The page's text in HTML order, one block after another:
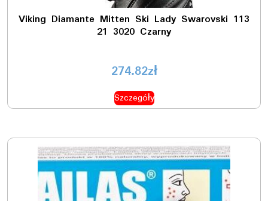
Viking Diamante Mitten Ski Lady Swarovski 113
21 3020 Czarny
274.82zł
Szczegóły